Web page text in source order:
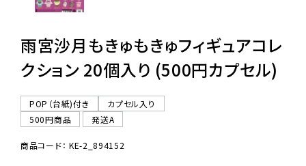
06-6282-7659
雨宮沙月もきゅもきゅフィギュアコレ
クション 20個入り (500円カプセル)
POP（台紙)付き
カプセル入り
500円商品
発送A
商品コード： KE-2_894152